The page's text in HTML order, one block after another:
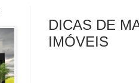
DICAS DE
IMÓVEIS